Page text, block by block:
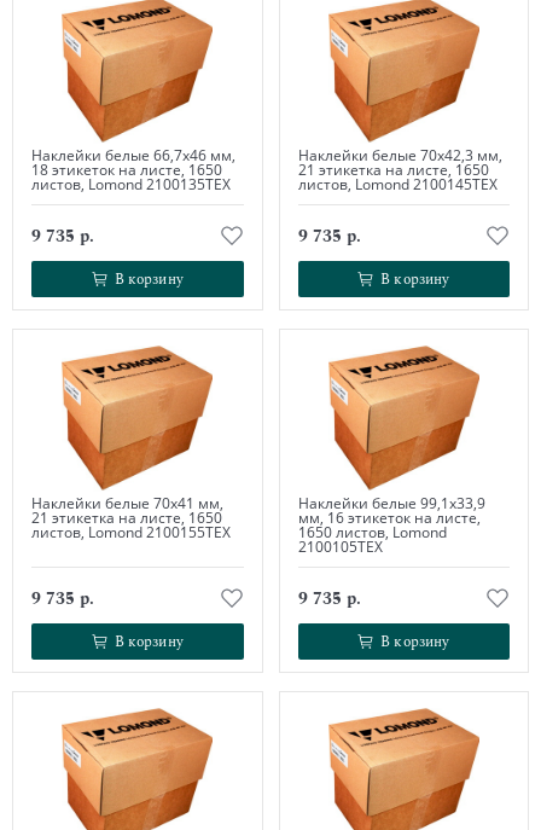
Наклейки белые 66,7х46 мм,
18 этикеток на листе, 1650
листов, Lomond 2100135ТЕХ
9 735 р.
В корзину
В корзину
Наклейки белые 70х42,3 мм,
21 этикетка на листе, 1650
листов, Lomond 2100145ТЕХ
9 735 р.
В корзину
В корзину
Наклейки белые 70х41 мм,
21 этикетка на листе, 1650
листов, Lomond 2100155ТЕХ
9 735 р.
В корзину
В корзину
Наклейки белые 99,1х33,9
мм, 16 этикеток на листе,
1650 листов, Lomond
2100105ТЕХ
9 735 р.
В корзину
В корзину